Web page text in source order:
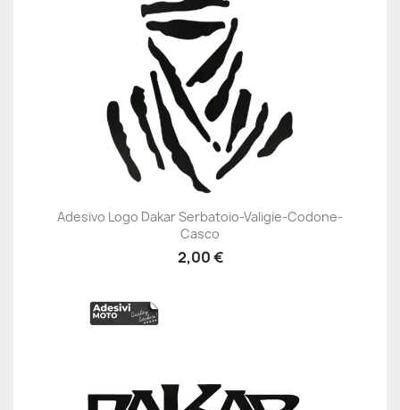
Adesivo Logo Dakar Serbatoio-Valigie-Codone-
Casco
2,00 €